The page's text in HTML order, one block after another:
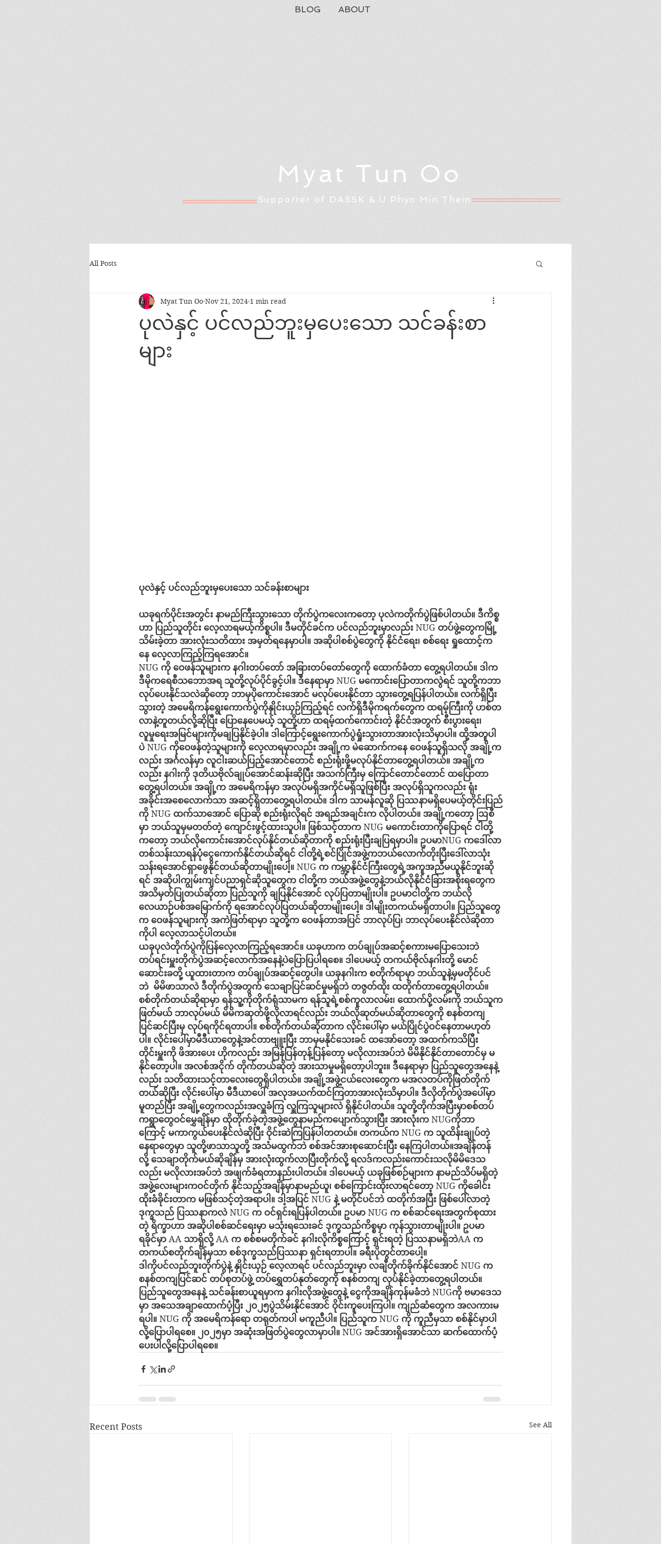
Myat Tun Oo
Supporter of DASSK & U Phyo Min Thein
BLOG ABOUT
All Posts
ပုလဲနှင့် ပင်လည်ဘူးမှပေးသော သင်ခန်းစာ
များ
Myat Tun Oo Nov 21, 2024 1 min read
ပုလဲနှင့် ပင်လည်ဘူးမှပေးသော သင်ခန်းစာများ
ယခုရက်ပိုင်းအတွင်း နာမည်ကြီးသွားသော တိုက်ပွဲကလေးကတော့ ပုလဲကတိုက်ပွဲဖြစ်ပါတယ်။ ဒီကိစ္စ
ဟာ ပြည်သူတိုင်း လေ့လာရမယ့်ကိစ္စပါ။ ဒီမတိုင်ခင်က ပင်လည်ဘူးမှာလည်း NUG တပ်ဖွဲ့တွေကမြို့
သိမ်းခဲ့တာ အားလုံးသတိထား အမှတ်ရနေမှာပါ။ အဆိုပါစစ်ပွဲတွေကို နိုင်ငံရေး၊ စစ်ရေး ရှုထောင့်က
နေ လေ့လာကြည့်ကြရအောင်။
NUG ကို ဝေဖန်သူများက နဂါးတပ်တော် အခြားတပ်‌တော်တွေကို ထောက်ခံတာ တွေ့ရပါတယ်။ ဒါက
ဒီမိုကရေစီသဘောအရ သူတို့လုပ်ပိုင်ခွင့်ပါ။ ဒီနေရာမှာ NUG မကောင်းပြောတာကလွဲရင် သူတို့ကဘာ
လုပ်ပေးနိုင်သလဲဆိုတော့
ဘာမှပို‌ကောင်းအောင် မလုပ်ပေးနိုင်တာ သွားတွေ့ရပြန်ပါတယ်။ လက်ရှိပြီး
သွားတဲ့ အမေရိကန်ရွေးကောက်ပွဲကိုနှိုင်းယှဉ်ကြည့်ရင် လက်ရှိဒီမိုကရက်တွေက ထရမ့်ကြီးကို ဟစ်တ
လာနဲ့တူတယ်လို့ဆိုပြီး ပြောနေပေမယ့် သူတို့ဟာ ထရမ့်ထက်ကောင်းတဲ့ နိုင်ငံအတွက် စီးပွားရေး၊
လူမှုရေးအမြင်များကိုမချပြနိုင်ခဲ့ပါ။ ဒါကြောင့်ရွေးကောက်ပွဲရှုံးသွားတာအားလုံးသိမှာပါ။ ထို့အတူပါ
ပဲ NUG ကိုဝေဖန်တဲ့သူများကို လေ့လာရမှာလည်း အချို့က မဲဆောက်ကနေ ဝေဖန်သူရှိသလို အချို့က
လည်း အင်္ဂလန်မှာ လူငါးဆယ်ပြည့်အောင်တောင် စည်းရုံးဖို့မလုပ်နိုင်တာတွေ့ရပါတယ်။ အချို့က
လည်း နဂါးကို ဒုတိယဗိုလ်ချုပ်အောင်ဆန်းဆိုပြီး အသက်ကြီးမှ ကြောင်တောင်တောင် ထပြောတာ
တွေ့ရပါတယ်။ အချို့က အမေရိကန်မှာ အလုပ်မရှိအကိုင်မရှိသူဖြစ်ပြီး အလုပ်ရှိသူကလည်း ရုံး
အခိုင်းအစေလောက်သာ အဆင့်ရှိတာတွေ့ရပါတယ်။ ဒါက သာမန်လူဆို ပြဿနာမရှိပေမယ့်တိုင်းပြည်
ကို NUG ထက်သာအောင် ပြောဆို စည်းရုံးလိုရင် အရည်အချင်းက လိုပါတယ်။ အချို့ကတော့ ဩစီ
မှာ ဘယ်သူမှမတတ်တဲ့ ကျောင်းဖွင့်ထားသူပါ။ ဖြစ်သင့်တာက NUG မကောင်းတာကိုပြောရင် ငါတို့
ကတော့ ဘယ်လိုကောင်းအောင်လုပ်နိုင်တယ်ဆိုတာကို စည်းရုံးပြီးချပြရမှာပါ။ ဥပမာNUG ကဒေါ်လာ
တစ်သန်းသာရန်ပုံငွေကောက်နိုင်တယ်ဆိုရင် ငါတို့ရဲ့စင်ပြိုင်အဖွဲ့ကဘယ်လောက်တိုးပြီးဒေါ်လာသုံး
သန်းရအောင်ရှာဖွေနိုင်တယ်ဆိုတာမျိုးပေါ့။ NUG က ကမ္ဘာ့နိုင်ငံကြီးတွေရဲ့အကူအညီမယူနိုင်ဘူးဆို
ရင် အဆိုပါကျွမ်းကျင်ပညာရှင်ဆိုသူတွေက ငါတို့က ဘယ်အဖွဲ့တွေနဲ့ဘယ်လိုနိုင်ငံခြားအစိုးရတွေက
အသိမှတ်ပြုတယ်ဆိုတာ ပြည်သူကို ချပြနိုင်အောင် လုပ်ပြတာမျိုးပါ။ ဥပမာငါတို့က ဘယ်လို
လေယာဉ်ပစ်အမြောက်ကို ရအောင်လုပ်ပြတယ်ဆိုတာမျိုးပေါ့။ ဒါမျိုးတကယ်မရှိတာပါ။ ပြည်သူတွေ
က ဝေဖန်သူများကို အကဲဖြတ်ရာမှာ သူတို့က ဝေဖန်တာအပြင် ဘာလုပ်ပြ၊ ဘာလုပ်ပေးနိုင်လဲဆိုတာ
ကိုပါ လေ့လာသင့်ပါတယ်။
ယခုပုလဲတိုက်ပွဲကိုပြန်လေ့လာကြည့်ရအောင်။ ယခုဟာက တပ်ချုပ်အဆင့်စကားမပြောသေးဘဲ
တပ်ရင်းမှူးတိုက်ပွဲအဆင့်လောက်အနေနဲ့ပဲပြောပြပါရ‌စေ။ ဒါပေမယ့် တကယ်ဗိုလ်နဂါးတို့ မောင်
ဆောင်းခတို့ ယူထားတာက တပ်ချုပ်အဆင့်တွေပါ။ ယခုနဂါးက စတိုက်ရာမှာ ဘယ်သူနဲ့မှမတိုင်ပင်
ဘဲ မိမိဖာသာလဲ ဒီတိုက်ပွဲအတွက် သေချာပြင်ဆင်မှုမရှိဘဲ တဇွတ်ထိုး ထတိုက်တာတွေ့ရပါတယ်။
စစ်တိုက်တယ်ဆိုရာမှာ ရန်သူ့ကိုတိုက်ရုံသာမက ရန်သူရဲ့စစ်ကူလာလမ်း၊ ထောက်ပို့လမ်းကို ဘယ်သူက
ဖြတ်မယ် ဘာလုပ်မယ် မိမိကဆုတ်ဖို့လိုလာရင်လည်း ဘယ်လိုဆုတ်မယ်ဆိုတာတွေကို စနစ်တကျ
ပြင်ဆင်ပြီးမှ လုပ်ရကိုင်ရတာပါ။ စစ်တိုက်တယ်ဆိုတာက လိုင်းပေါ်မှာ မယ်ပြိုင်ပွဲဝင်နေတာမဟုတ်
ပါ။ လိုင်းပေါ်မှာမီဒီယာတွေနဲ့အင်တာဗျူးပြီး ဘာမှမနိုင်သေးခင် ထအော်တော့ အထက်ကသိပြီး
တိုင်းမှူးကို ဖိအားပေး ဟိုကလည်း အမြန်ပြန်တုန့်ပြန်တော့ မလိုလားအပ်ဘဲ မိမိနိုင်နိုင်တာတောင်မှ မ
နိုင်တော့ပါ။ အလစ်အငိုက် တိုက်တယ်ဆိုတဲ့ အားသာမှုမရှိတော့ပါဘူး။ ဒီနေရာမှာ ပြည်သူတွေအနေနဲ့
လည်း သတိထားသင့်တာလေးတွေရှိပါတယ်။ အချို့အဖွဲ့ငယ်လေးတွေက မအလတပ်ကိုဖြတ်တိုက်
တယ်ဆိုပြီး လိုင်းပေါ်မှာ မီဒီယာပေါ် အလုအယက်ထင်ကြတာအားလုံးသိမှာပါ။ ဒီလိုတိုက်ပွဲအပေါ်မှာ
မူတည်ပြီး အချို့တွေကလည်းအလှူခံကြ လှူကြသူများလဲ ရှိနိုင်ပါတယ်။ သူတို့တိုက်အပြီးမှာစစ်တပ်
ကရွာတွေဝင်‌မွှေချိန်မှာ ထိုတိုက်ခဲ့တဲ့အဖွဲ့တွေနာမည်ကပျောက်သွားပြီး အားလုံးက NUGကိုဘာ
ကြောင့် မကာကွယ်ပေးနိုင်လဲဆိုပြီး ဝိုင်းဆဲကြပြန်ပါတတယ်။ တကယ်က NUG က သူထိန်းချုပ်တဲ့
နေရာတွေမှာ သူတို့ဖာသာသူတို့ အသံမထွက်ဘဲ စစ်အင်အားစုဆောင်းပြီး နေကြပါတယ်။အချိန်တန်
လို့ သေချာတိုက်မယ်ဆိုချိန်မှ အားလုံးထွက်လာပြီးတိုက်လို့ ရလဒ်ကလည်းကောင်းသလိုမိမိဒေသ
လည်း မလိုလားအပ်ဘဲ အဖျက်ခံရတာနည်းပါတယ်။ ဒါပေမယ့် ယခုဖြစ်စဉ်များက နာမည်သိပ်မရှိတဲ့
အဖွဲ့လေးများကဝင်တိုက် နိုင်သည့်အချိန်မှာနာမည်ယူ၊ စစ်ကြောင်းထိုးလာရင်တော့ NUG ကိုခေါင်း
ထိုးခံခိုင်းတာက မဖြစ်သင့်တဲ့အရာပါ။ ဒါ့အပြင် NUG နဲ့ မတိုင်ပင်ဘဲ ထတိုက်အပြီး ဖြစ်ပေါ်လာတဲ့
ဒုက္ခသည် ပြဿနာကလဲ NUG က ဝင်ရှင်းရပြန်ပါတယ်။ ဥပမာ NUG က စစ်ဆင်ရေးအတွက်စုထား
တဲ့ ရိက္ခာဟာ အဆိုပါစစ်ဆင်‌ရေးမှာ မသုံးရသေးခင် ဒုက္ခသည်ကိစ္စမှာ ကုန်သွားတာမျိုးပါ။ ဥပမာ
ရခိုင်မှာ AA သာရှိလို့ AA က စစ်စမတိုက်ခင် နဂါးလိုကိစ္စကြောင့် ရှင်းရတဲ့ ပြဿနာမရှိဘဲAA က
တကယ်စတိုက်ချိန်မှသာ စစ်ဒုက္ခသည်ပြဿနာ ရှင်းရတာပါ။ ခရီးပိုတွင်တာပေါ့။
ဒါကိုပင်လည်ဘူးတိုက်ပွဲနဲ့
လေ့လာရင် ပင်လည်ဘူးမှာ လချီတိုက်ခိုက်နိုင်အောင် NUG က
စနစ်တကျပြင်ဆင် တပ်စုတပ်ဖွဲ့ တပ်ရွှေတပ်နုတ်တွေကို စနစ်တကျ လုပ်နိုင်ခဲ့တာတွေ့ရပါတယ်။
ပြည်သူတွေအနေနဲ့ သင်ခန်းစာယူရမှာက နဂါးလိုအဖွဲ့တွေနဲ့ ငွေကိုအချိန်ကုန်မခံဘဲ NUGကို ဗမာဒေသ
မှာ အသေအချာထောက်ပံ့ပြီး ၂၀၂၅ပွဲသိမ်းနိုင်အောင် ဝိုင်းကူပေးကြပါ။ ကျည်ဆံတွေက အလကားမ
ရပါ။ NUG ကို အမေရိကန်‌ရော တရုတ်ကပါ မကူညီ‌ပါ။ ပြည်သူက NUG ကို ကူညီမှသာ စစ်နိုင်မှာပါ
လို့ပြောပါရ‌စေ။
၂၀၂၅မှာ အဆုံးအဖြတ်ပွဲတွေလာမှာပါ။ NUG အင်အားရှိအောင်သာ ဆက်ထောက်ပံ့
ပေးပါလို့ပြောပါရစေ။
Recent Posts See All